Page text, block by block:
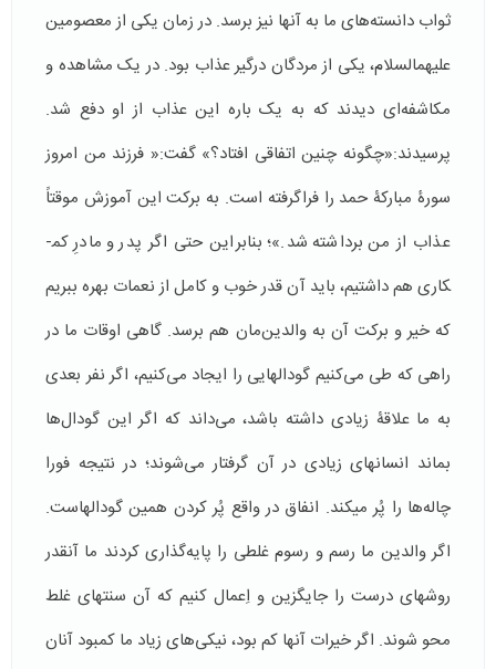
ثواب دانسته‌های ما به آن­ها نیز برسد. در زمان یکی از معصومین
علیهم­السلام، یکی از مردگان درگیر عذاب بود. در یک مشاهده و
مکاشفه­‌ای دیدند که به یک باره این عذاب از او دفع شد.
پرسیدند:«چگونه چنین اتفاقی افتاد؟» گفت:« فرزند من امروز
سورۀ مبارکۀ حمد را فراگرفته است. به برکت این آموزش موقتاً
عذاب از من برداشته شد.»؛ بنابراین حتی اگر پدر و مادرِ کم­
کاری هم داشتیم، باید آن قدر خوب و کامل از نعمات‌ بهره ببریم
که خیر و برکت آن به والدین‌مان هم برسد. گاهی اوقات ما در
راهی که طی می­‌کنیم گودال­هایی را ایجاد می­‌کنیم، اگر نفر بعدی
به ما علاقۀ زیادی داشته باشد، می‌­داند که اگر این گودال‌ها
بماند انسان­های زیادی در آن گرفتار می‌شوند؛ در نتیجه فورا
چاله‌­ها را پُر می­کند. انفاق در واقع پُر کردن همین گودالهاست.
اگر والدین ما رسم و رسوم غلطی را پایه‌گذاری کردند ما آنقدر
روش­های درست را جایگزین و اِعمال کنیم که آن سنت­های غلط
محو شوند. اگر خیرات آن­ها کم بود، نیکی­‌های زیاد ما کمبود آنان